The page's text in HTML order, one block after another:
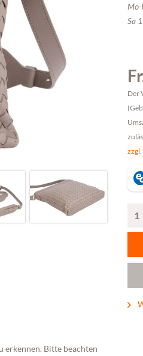
Sa
Der
erkennen. Bitte beachten